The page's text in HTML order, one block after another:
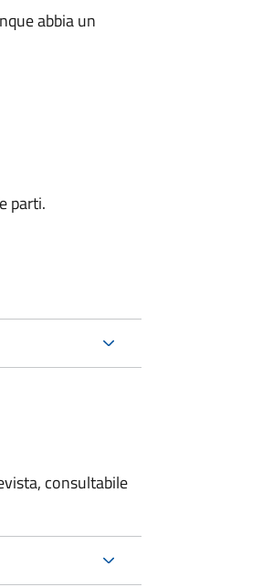
abbia un
parti.
consultabile